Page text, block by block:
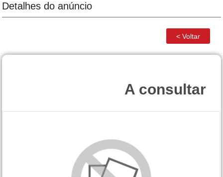
Detalhes do anúncio
A consultar